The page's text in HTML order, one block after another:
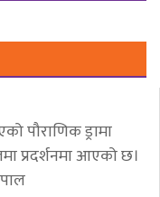
पौराणिक ड्रामा
प्रदर्शनमा आएको छ।